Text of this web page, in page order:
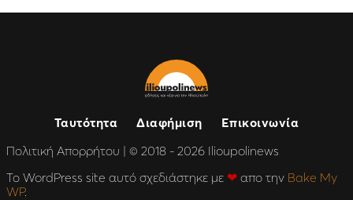
Ταυτότητα Διαφήμιση
Επικοινωνία
Πολιτική Απορρήτου | © 2018 - 2026 Ilioupolinews
Το WordPress site αυτό σχεδιάστηκε με ❤ απο την Bake My
WP.